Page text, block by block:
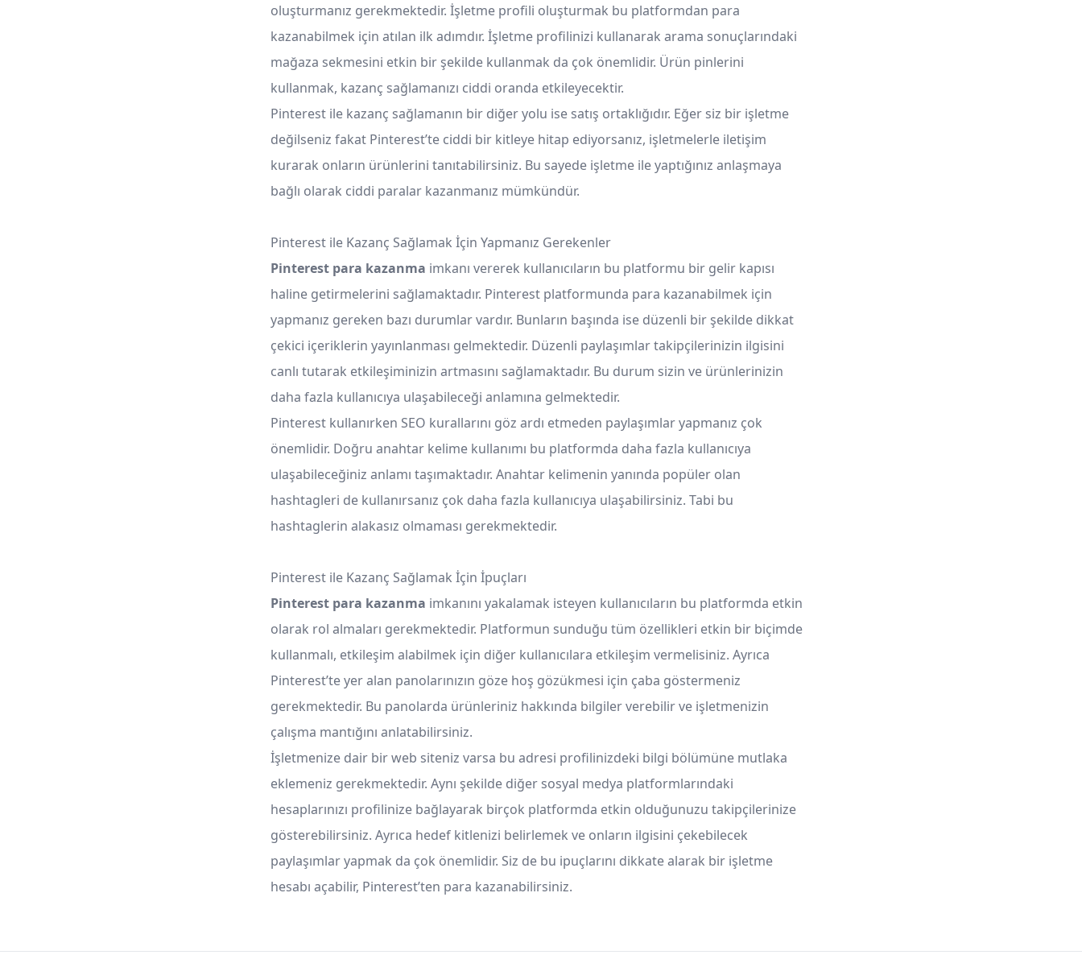
oluşturmanız gerekmektedir. İşletme profili oluşturmak bu platformdan para
kazanabilmek için atılan ilk adımdır. İşletme profilinizi kullanarak arama sonuçlarındaki
mağaza sekmesini etkin bir şekilde kullanmak da çok önemlidir. Ürün pinlerini
kullanmak, kazanç sağlamanızı ciddi oranda etkileyecektir.
Pinterest ile kazanç sağlamanın bir diğer yolu ise satış ortaklığıdır. Eğer siz bir işletme
değilseniz fakat Pinterest’te ciddi bir kitleye hitap ediyorsanız, işletmelerle iletişim
kurarak onların ürünlerini tanıtabilirsiniz. Bu sayede işletme ile yaptığınız anlaşmaya
bağlı olarak ciddi paralar kazanmanız mümkündür.
Pinterest ile Kazanç Sağlamak İçin Yapmanız Gerekenler
Pinterest para kazanma imkanı vererek kullanıcıların bu platformu bir gelir kapısı
haline getirmelerini sağlamaktadır. Pinterest platformunda para kazanabilmek için
yapmanız gereken bazı durumlar vardır. Bunların başında ise düzenli bir şekilde dikkat
çekici içeriklerin yayınlanması gelmektedir. Düzenli paylaşımlar takipçilerinizin ilgisini
canlı tutarak etkileşiminizin artmasını sağlamaktadır. Bu durum sizin ve ürünlerinizin
daha fazla kullanıcıya ulaşabileceği anlamına gelmektedir.
Pinterest kullanırken SEO kurallarını göz ardı etmeden paylaşımlar yapmanız çok
önemlidir. Doğru anahtar kelime kullanımı bu platformda daha fazla kullanıcıya
ulaşabileceğiniz anlamı taşımaktadır. Anahtar kelimenin yanında popüler olan
hashtagleri de kullanırsanız çok daha fazla kullanıcıya ulaşabilirsiniz. Tabi bu
hashtaglerin alakasız olmaması gerekmektedir.
Pinterest ile Kazanç Sağlamak İçin İpuçları
Pinterest para kazanma imkanını yakalamak isteyen kullanıcıların bu platformda etkin
olarak rol almaları gerekmektedir. Platformun sunduğu tüm özellikleri etkin bir biçimde
kullanmalı, etkileşim alabilmek için diğer kullanıcılara etkileşim vermelisiniz. Ayrıca
Pinterest’te yer alan panolarınızın göze hoş gözükmesi için çaba göstermeniz
gerekmektedir. Bu panolarda ürünleriniz hakkında bilgiler verebilir ve işletmenizin
çalışma mantığını anlatabilirsiniz.
İşletmenize dair bir web siteniz varsa bu adresi profilinizdeki bilgi bölümüne mutlaka
eklemeniz gerekmektedir. Aynı şekilde diğer sosyal medya platformlarındaki
hesaplarınızı profilinize bağlayarak birçok platformda etkin olduğunuzu takipçilerinize
gösterebilirsiniz. Ayrıca hedef kitlenizi belirlemek ve onların ilgisini çekebilecek
paylaşımlar yapmak da çok önemlidir. Siz de bu ipuçlarını dikkate alarak bir işletme
hesabı açabilir, Pinterest’ten para kazanabilirsiniz.